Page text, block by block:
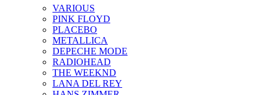
VARIOUS
PINK FLOYD
PLACEBO
METALLICA
DEPECHE MODE
RADIOHEAD
THE WEEKND
LANA DEL REY